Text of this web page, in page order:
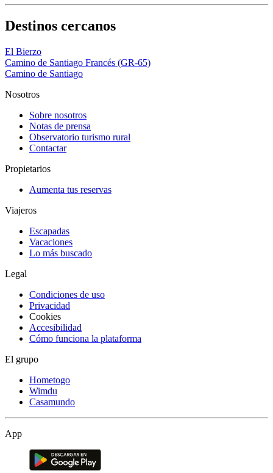
Destinos cercanos
El Bierzo
Camino de Santiago Francés (GR-65)
Camino de Santiago
Nosotros
Sobre nosotros
Notas de prensa
Observatorio turismo rural
Contactar
Propietarios
Aumenta tus reservas
Viajeros
Escapadas
Vacaciones
Lo más buscado
Legal
Condiciones de uso
Privacidad
Cookies
Accesibilidad
Cómo funciona la plataforma
El grupo
Hometogo
Wimdu
Casamundo
App